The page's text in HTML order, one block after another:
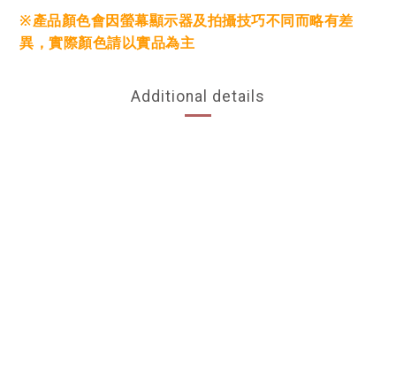
※產品顏色會因螢幕顯示器及拍攝技巧不同而略有差
異，實際顏色請以實品為主
Additional details